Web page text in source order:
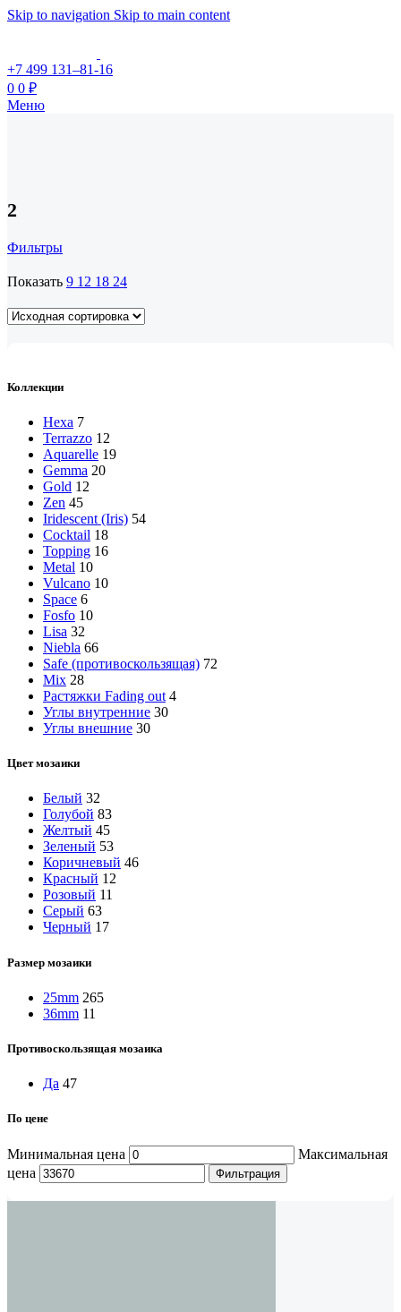
Skip to navigation Skip to main content
+7 499 131–81-16
0 0 ₽
Меню
2
Фильтры
Показать 9 12 18 24
Коллекции
Hexa 7
Terrazzo 12
Aquarelle 19
Gemma 20
Gold 12
Zen 45
Iridescent (Iris) 54
Cocktail 18
Topping 16
Metal 10
Vulcano 10
Space 6
Fosfo 10
Lisa 32
Niebla 66
Safe (противоскользящая) 72
Mix 28
Растяжки Fading out 4
Углы внутренние 30
Углы внешние 30
Цвет мозаики
Белый 32
Голубой 83
Желтый 45
Зеленый 53
Коричневый 46
Красный 12
Розовый 11
Серый 63
Черный 17
Размер мозаики
25mm 265
36mm 11
Противоскользящая мозаика
Да 47
По цене
Минимальная цена
Максимальная
цена
Фильтрация